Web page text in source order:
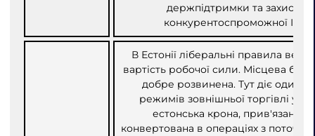
держпідтримки та захисту
конкурентоспроможної ІТ-
В Естонії ліберальні правила
вартість робочої сили. Місцева
добре розвинена. Тут діє один
режимів зовнішньої торгівлі у
естонська крона, прив'язана
конвертована в операціях з